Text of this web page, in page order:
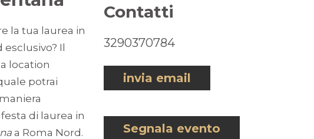
la tua laurea in
Il
location
potrai
di laurea in
a Roma Nord.
Contatti
3290370784
invia email
Segnala evento